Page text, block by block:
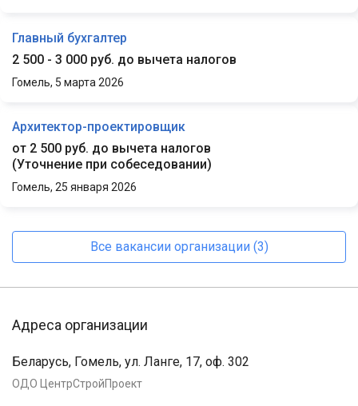
Главный бухгалтер
2 500 - 3 000 руб. до вычета налогов
Гомель, 5 марта 2026
Архитектор-проектировщик
от 2 500 руб. до вычета налогов
(Уточнение при собеседовании)
Гомель, 25 января 2026
Все вакансии организации (3)
Адреса организации
Беларусь, Гомель, ул. Ланге, 17, оф. 302
ОДО ЦентрСтройПроект